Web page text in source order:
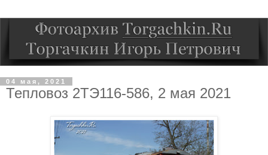
04 мая, 2021
Тепловоз 2ТЭ116-586, 2 мая 2021